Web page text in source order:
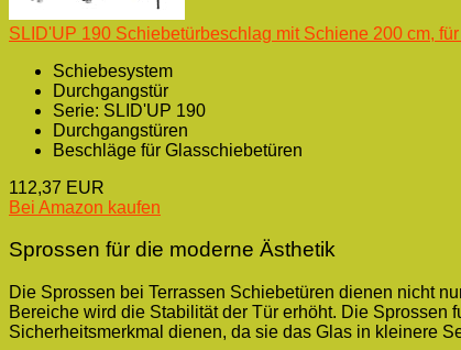
SLID'UP 190 Schiebetürbeschlag mit Schiene 200 cm,
Schiebesystem
Durchgangstür
Serie: SLID'UP 190
Durchgangstüren
Beschläge für Glasschiebetüren
112,37 EUR
Bei Amazon kaufen
Sprossen für die moderne Ästhetik
Die Sprossen bei Terrassen Schiebetüren dienen nicht
Bereiche wird die Stabilität der Tür erhöht. Die
Sicherheitsmerkmal dienen, da sie das Glas in kleinere